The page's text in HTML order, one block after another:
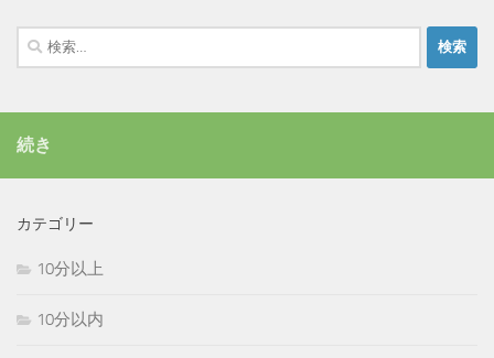
検
索:
続き
カテゴリー
10分以上
10分以内